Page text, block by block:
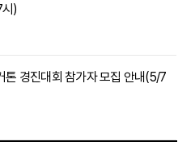
)
경진대회 참가자 모집 안내(5/7